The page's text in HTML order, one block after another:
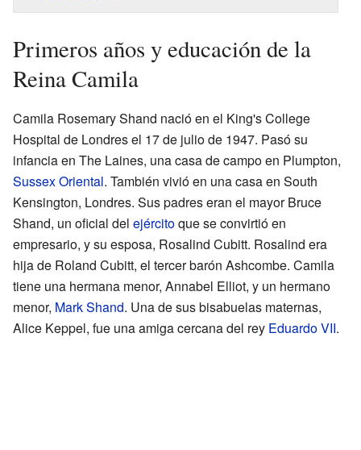
Primeros años y educación de la
Reina Camila
Camila Rosemary Shand nació en el King's College
Hospital de Londres el 17 de julio de 1947. Pasó su
infancia en The Laines, una casa de campo en Plumpton,
Sussex Oriental. También vivió en una casa en South
Kensington, Londres. Sus padres eran el mayor Bruce
Shand, un oficial del ejércitoque se convirtió en
empresario, y su esposa, Rosalind Cubitt. Rosalind era
hija de Roland Cubitt, el tercer barón Ashcombe. Camila
tiene una hermana menor, Annabel Elliot, y un hermano
menor, Mark Shand. Una de sus bisabuelas maternas,
Alice Keppel, fue una amiga cercana del rey Eduardo VII.